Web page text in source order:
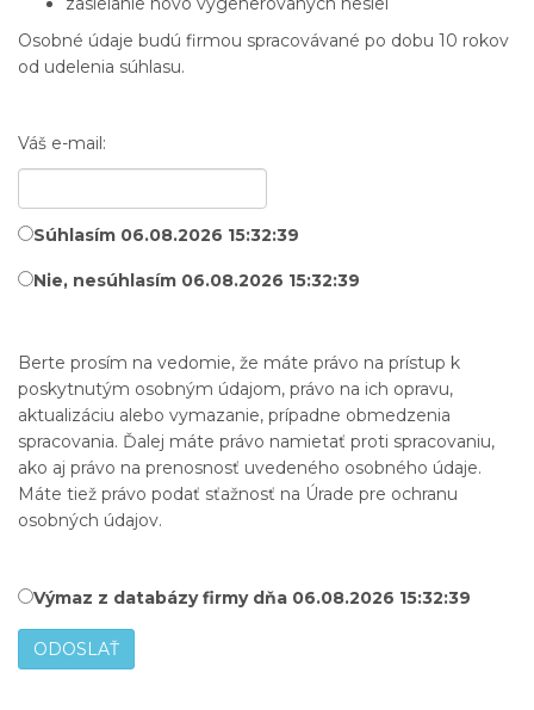
Osobné údaje budú firmou spracovávané po dobu 10 rokov
od udelenia súhlasu.
Váš e-mail:
Súhlasím 06.08.2026 15:32:39
Nie, nesúhlasím 06.08.2026 15:32:39
Berte prosím na vedomie, že máte právo na prístup k
poskytnutým osobným údajom, právo na ich opravu,
aktualizáciu alebo vymazanie, prípadne obmedzenia
spracovania. Ďalej máte právo namietať proti spracovaniu,
ako aj právo na prenosnosť uvedeného osobného údaje.
Máte tiež právo podať sťažnosť na Úrade pre ochranu
osobných údajov.
Výmaz z databázy firmy dňa 06.08.2026 15:32:39
ODOSLAŤ